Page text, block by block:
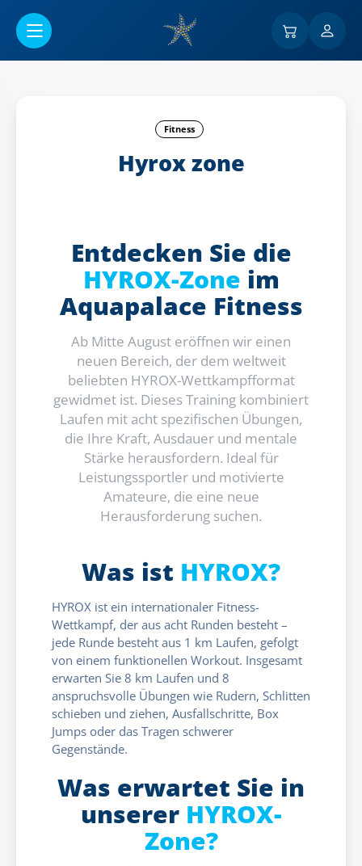
Fitness
Hyrox zone
Entdecken Sie die
HYROX-Zone im
Aquapalace Fitness
Ab Mitte August eröffnen wir einen
neuen Bereich, der dem weltweit
beliebten HYROX-Wettkampfformat
gewidmet ist. Dieses Training kombiniert
Laufen mit acht spezifischen Übungen,
die Ihre Kraft, Ausdauer und mentale
Stärke herausfordern. Ideal für
Leistungssportler und motivierte
Amateure, die eine neue
Herausforderung suchen.
Was ist HYROX?
HYROX ist ein internationaler Fitness-
Wettkampf, der aus acht Runden besteht –
jede Runde besteht aus 1 km Laufen, gefolgt
von einem funktionellen Workout. Insgesamt
erwarten Sie 8 km Laufen und 8
anspruchsvolle Übungen wie Rudern, Schlitten
schieben und ziehen, Ausfallschritte, Box
Jumps oder das Tragen schwerer
Gegenstände.
Was erwartet Sie in
unserer HYROX-
Zone?